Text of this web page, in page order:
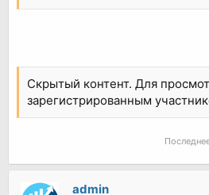
Скрытый контент. Для
зарегистрированным
admin